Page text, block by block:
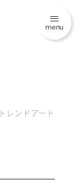
menu
トレンドアート